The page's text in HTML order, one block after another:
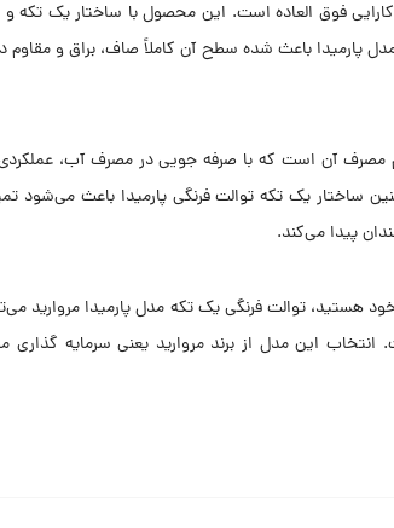
فوق العاده است. این محصول با ساختار یک تکه و
پارمیدا باعث شده سطح آن کاملاً صاف، براق و مقاوم
آن است که با صرفه جویی در مصرف آب، عملکردی
یک تکه توالت فرنگی پارمیدا باعث می‌شود
پیدا می‌کند.
هستید، توالت فرنگی یک تکه مدل پارمیدا مروارید
انتخاب این مدل از برند مروارید یعنی سرمایه